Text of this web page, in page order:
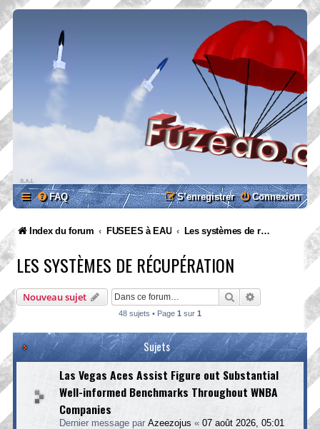
FAQ Connexion
S’enregistrer
Index du forum FUSEES à EAU Les systèmes de récupération
LES SYSTÈMES DE RÉCUPÉRATION
Nouveau sujet RechercherRecherche
48 sujets • Page 1 sur 1
Sujets
Las Vegas Aces Assist Figure out Substantial
Well-informed Benchmarks Throughout WNBA
Companies
Dernier message par Azeezojus « 07 août 2026, 05:01